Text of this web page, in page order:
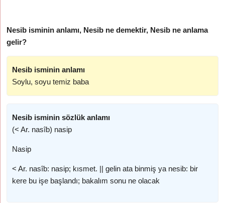
Nesib isminin anlamı, Nesib ne demektir, Nesib ne anlama
gelir?
Nesib isminin anlamı
Soylu, soyu temiz baba
Nesib isminin sözlük anlamı
(< Ar. nasîb) nasip
Nasip
< Ar. nasîb: nasip; kısmet. || gelin ata binmiş ya nesib: bir
kere bu işe başlandı; bakalım sonu ne olacak